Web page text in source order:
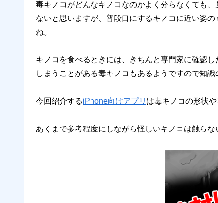
毒キノコがどんなキノコなのかよく分らなくても
ないと思いますが、普段口にするキノコに近い姿
ね。
キノコを食べるときには、きちんと専門家に確認
しまうことがある毒キノコもあるようですので知
今回紹介するiPhone向けアプリ は毒キノコの形状
あくまで参考程度にしながら怪しいキノコは触ら